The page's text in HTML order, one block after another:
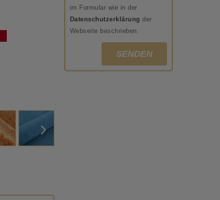
im Formular wie in der
Datenschutzerklärung der
Webseite beschrieben.
SENDEN